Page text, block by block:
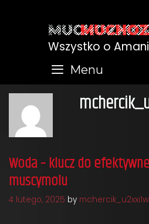
Wszystko o
Menu
Woda – klucz do
muscymolu
4 lutego, 2025 by